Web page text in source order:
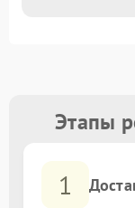
Этапы
1